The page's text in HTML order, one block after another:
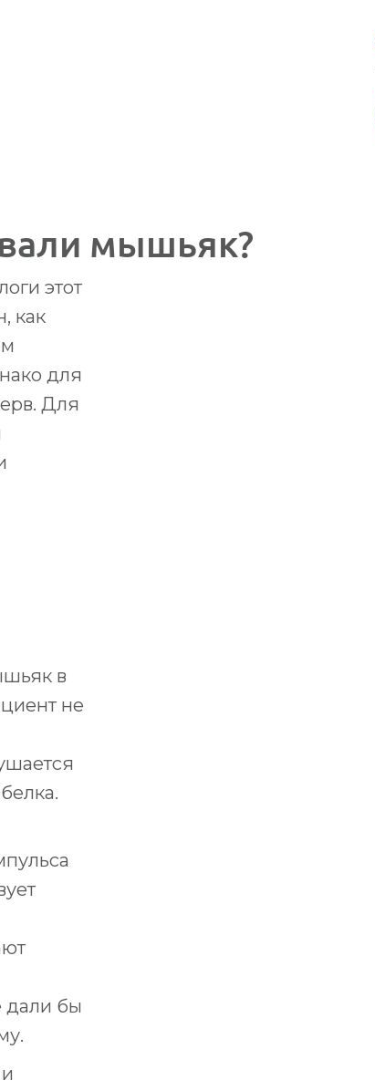
мышьяк?
д.41
д.41
этот
как
для
Для
в
не
дали бы